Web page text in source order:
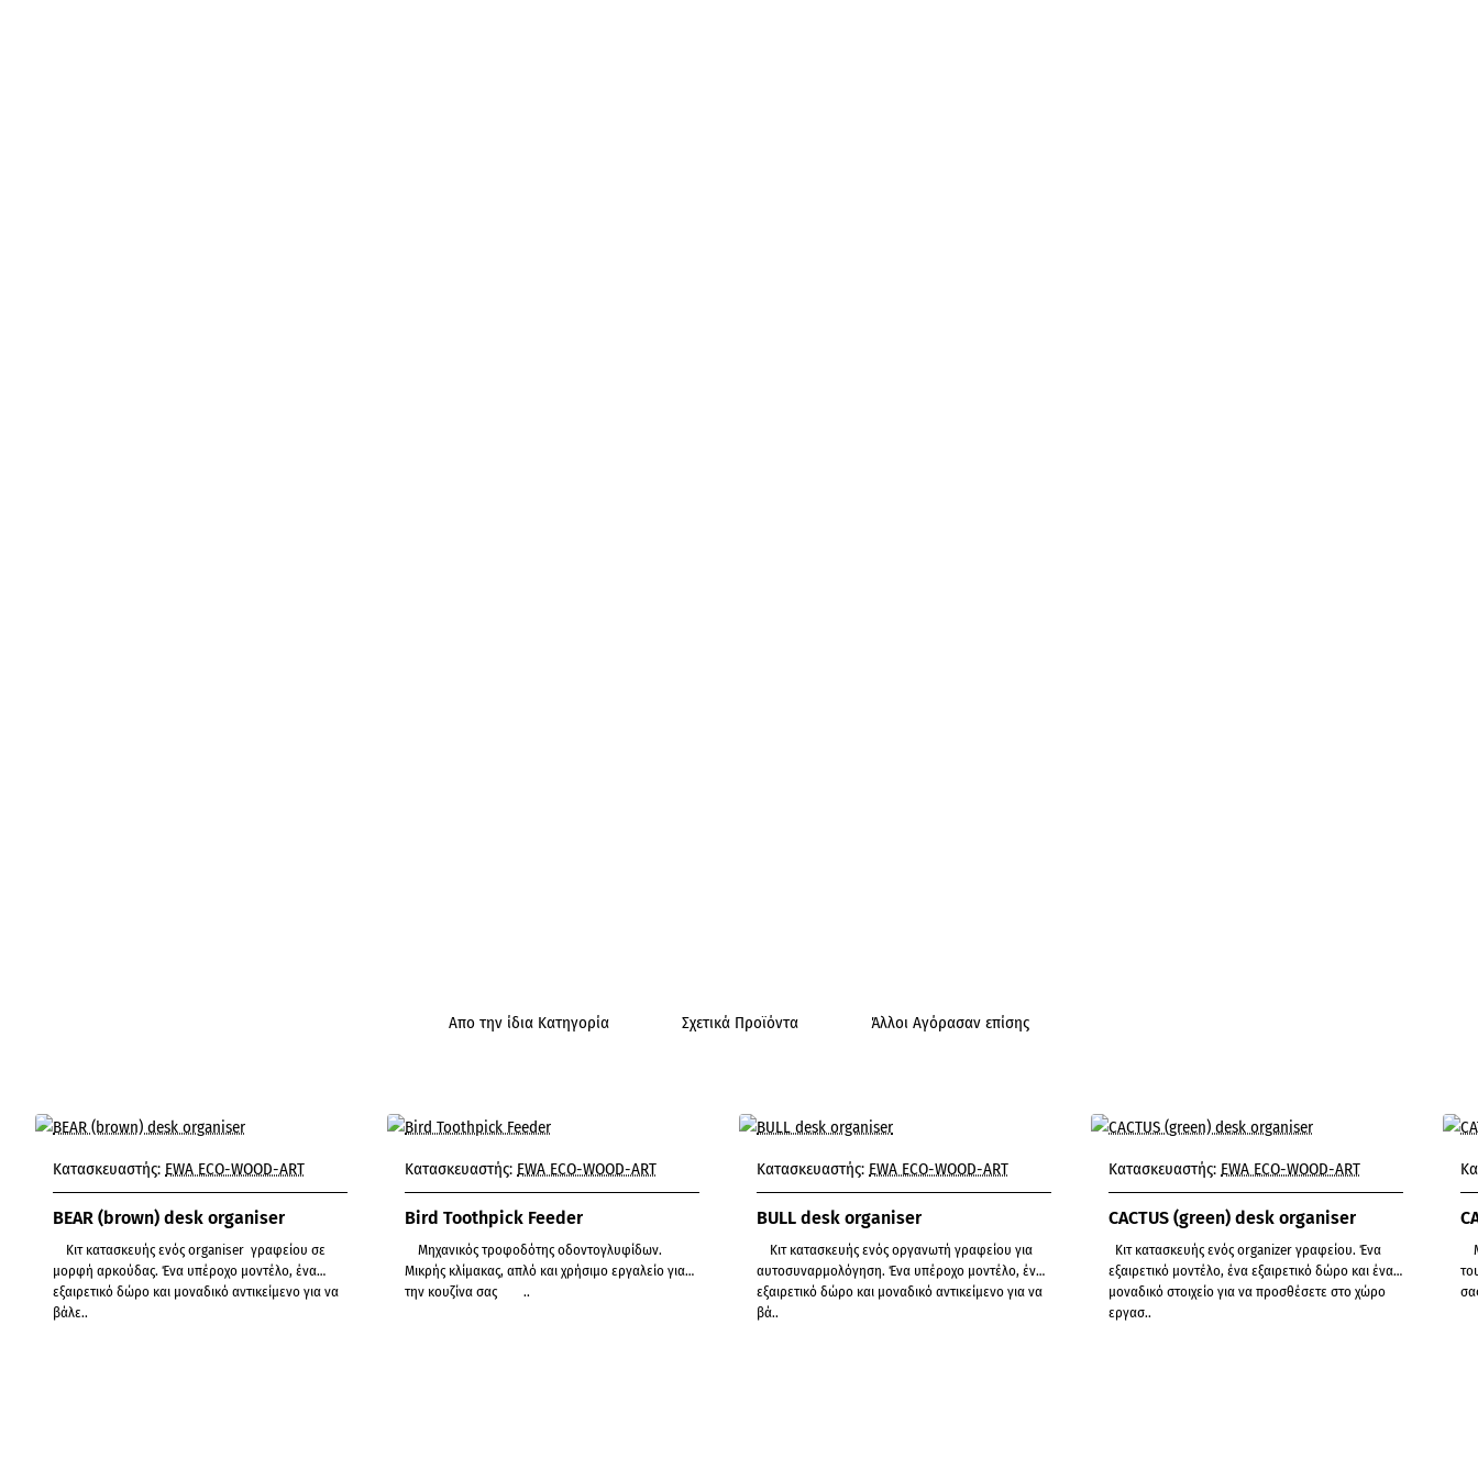
Απο την ίδια Κατηγορία Σχετικά Προϊόντα Άλλοι Αγόρασαν επίσης
Κατασκευαστής: EWA ECO-WOOD-ART
BEAR (brown) desk organiser
μορφή αρκούδας. Ένα υπέροχο μοντέλο, ένα
εξαιρετικό δώρο και μοναδικό αντικείμενο για να
βάλε..
Με Προπαραγγελία!
Κατασκευαστής: EWA ECO-WOOD-ART
Bird Toothpick Feeder
Μικρής κλίμακας, απλό και χρήσιμο εργαλείο για
την κουζίνα σας ..
Κατασκευαστής: EWA ECO-WOOD-ART
BULL desk organiser
αυτοσυναρμολόγηση. Ένα υπέροχο μοντέλο, ένα
εξαιρετικό δώρο και μοναδικό αντικείμενο για να
βά..
Κατασκευαστής: EWA ECO-WOOD-ART
CACTUS (green) desk organiser
εξαιρετικό μοντέλο, ένα εξαιρετικό δώρο και ένα
μοναδικό στοιχείο για να προσθέσετε στο χώρο
εργασ..